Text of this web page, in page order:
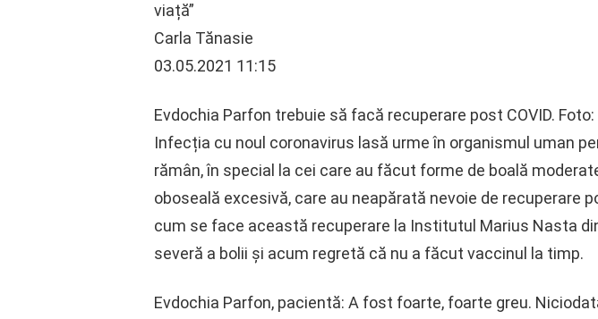
viață”
Carla Tănasie
03.05.2021 11:15
Evdochia Parfon trebuie să facă recuperare post COVID. Foto:
Infecția cu noul coronavirus lasă urme în organismul uman
rămân, în special la cei care au făcut forme de boală
oboseală excesivă, care au neapărată nevoie de recuperare
cum se face această recuperare la Institutul Marius Nasta
severă a bolii și acum regretă că nu a făcut vaccinul la timp.
Evdochia Parfon, pacientă: A fost foarte, foarte greu.